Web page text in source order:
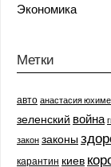
Экономика
Метки
авто анастасия
зеленский война
закон законы
карантин киев